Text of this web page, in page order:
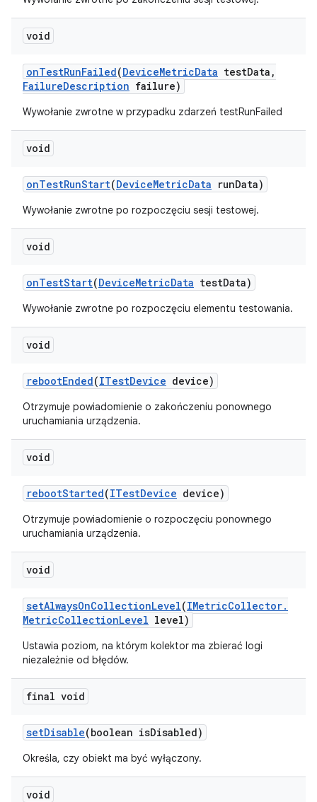
void
onTestRunFailed(DeviceMetricData testData ,
FailureDescription failure)
Wywołanie zwrotne w przypadku zdarzeń testRunFailed
void
onTestRunStart(DeviceMetricData runData)
Wywołanie zwrotne po rozpoczęciu sesji testowej.
void
onTestStart(DeviceMetricData testData)
Wywołanie zwrotne po rozpoczęciu elementu testowania.
void
rebootEnded(ITestDevice device)
Otrzymuje powiadomienie o zakończeniu ponownego
uruchamiania urządzenia.
void
rebootStarted(ITestDevice device)
Otrzymuje powiadomienie o rozpoczęciu ponownego
uruchamiania urządzenia.
void
setAlwaysOnCollectionLevel(IMetricCollector.
MetricCollectionLevel level)
Ustawia poziom, na którym kolektor ma zbierać logi
niezależnie od błędów.
final void
setDisable(boolean isDisabled)
Określa, czy obiekt ma być wyłączony.
void